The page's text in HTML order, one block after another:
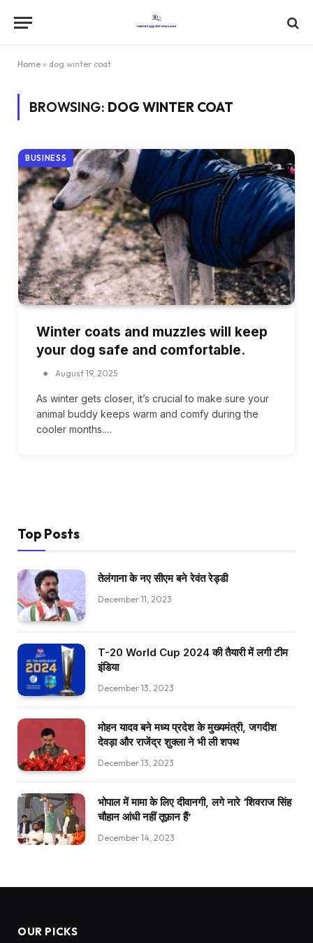
Home » dog winter coat
BROWSING: DOG WINTER COAT
BUSINESS
Winter coats and muzzles will keep
your dog safe and comfortable.
August 19, 2025
As winter gets closer, it’s crucial to make sure your
animal buddy keeps warm and comfy during the
cooler months.…
Top Posts
तेलंगाना के नए सीएम बने रेवंत रेड्डी
December 11, 2023
T-20 World Cup 2024 की तैयारी में लगी टीम
इंडिया
December 13, 2023
मोहन यादव बने मध्य प्रदेश के मुख्यमंत्री, जगदीश
देवड़ा और राजेंद्र शुक्ला ने भी ली शपथ
December 13, 2023
भोपाल में मामा के लिए दीवानगी, लगे नारे ‘शिवराज सिंह
चौहान आंधी नहीं तूफ़ान हैं’
December 14, 2023
OUR PICKS